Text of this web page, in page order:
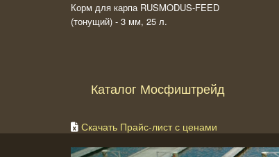
Корм для карпа RUSMODUS-FEED
(тонущий) - 3 мм, 25 л.
Каталог Мосфиштрейд
Скачать Прайс-лист с ценами